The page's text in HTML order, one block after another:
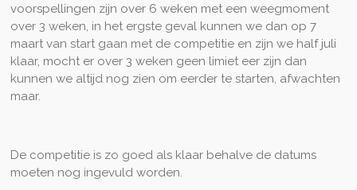
voorspellingen zijn over 6 weken met een weegmoment
over 3 weken, in het ergste geval kunnen we dan op 7
maart van start gaan met de competitie en zijn we half juli
klaar, mocht er over 3 weken geen limiet eer zijn dan
kunnen we altijd nog zien om eerder te starten, afwachten
maar.
De competitie is zo goed als klaar behalve de datums
moeten nog ingevuld worden.